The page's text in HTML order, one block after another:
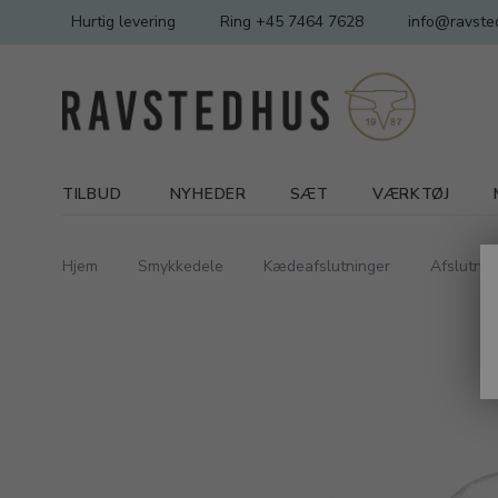
Hurtig levering Ring +45 7464 7628
TILBUD NYHEDER SÆT VÆRKTØJ
Hjem Smykkedele Kædeafslutninger